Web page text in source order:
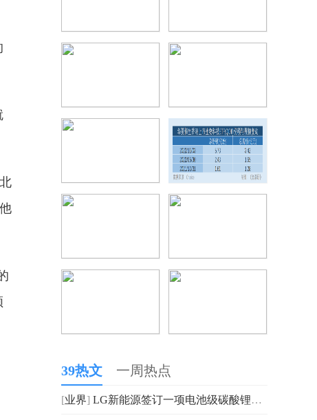
39热文 一周热点
[业界] LG新能源签订一项电池级碳酸锂采购协议 期限6年